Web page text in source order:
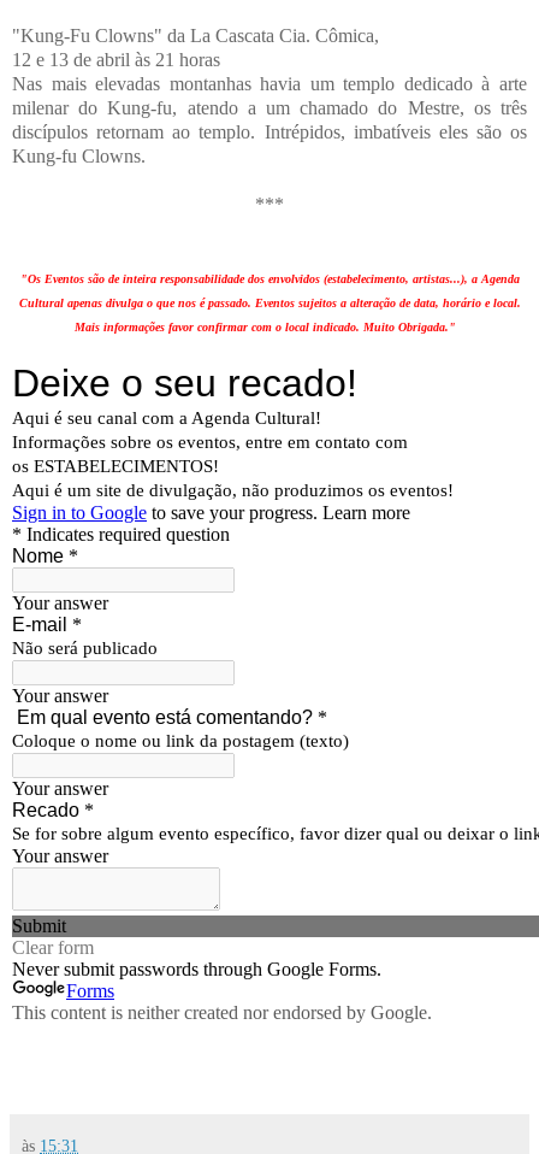
"Kung-Fu Clowns" da La Cascata Cia. Cômica,
12 e 13 de abril às 21 horas
Nas mais elevadas montanhas havia um templo dedicado à arte
milenar do Kung-fu, atendo a um chamado do Mestre, os três
discípulos retornam ao templo. Intrépidos, imbatíveis eles são os
Kung-fu Clowns.
***
"Os Eventos são de inteira responsabilidade dos envolvidos (estabelecimento, artistas...), a Agenda
Cultural apenas divulga o que nos é passado. Eventos sujeitos a alteração de data, horário e local.
Mais informações favor confirmar com o local indicado. Muito Obrigada."
às 15:31